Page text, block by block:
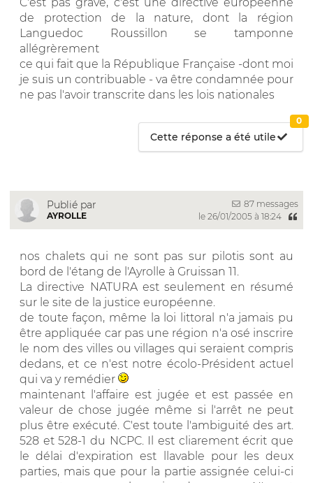
de protection de la nature, dont la région
Languedoc Roussillon se tamponne
allégrèrement
ce qui fait que la République Française -dont moi
je suis un contribuable - va être condamnée pour
ne pas l'avoir transcrite dans les lois nationales
Cette réponse a été utile
0
Publié par
AYROLLE
87 messages
le 26/01/2005 à 18:24
nos chalets qui ne sont pas sur pilotis sont au
bord de l'étang de l'Ayrolle à Gruissan 11.
La directive NATURA est seulement en résumé
sur le site de la justice européenne.
de toute façon, même la loi littoral n'a jamais pu
être appliquée car pas une région n'a osé inscrire
le nom des villes ou villages qui seraient compris
dedans, et ce n'est notre écolo-Président actuel
qui va y remédier
maintenant l'affaire est jugée et est passée en
valeur de chose jugée même si l'arrêt ne peut
plus être exécuté. C'est toute l'ambiguité des art.
528 et 528-1 du NCPC. Il est cliarement écrit que
le délai d'expiration est llavable pour les deux
parties, mais que pour la partie assignée celui-ci